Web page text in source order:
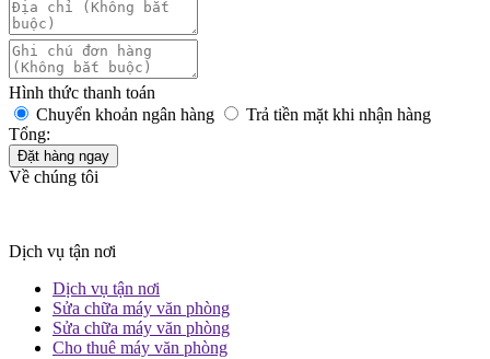
Hình thức thanh toán
Chuyển khoản ngân hàng
Trả tiền mặt khi nhận hàng
Tổng:
Đặt hàng ngay
Về chúng tôi
Dịch vụ tận nơi
Dịch vụ tận nơi
Sửa chữa máy văn phòng
Sửa chữa máy văn phòng
Cho thuê máy văn phòng